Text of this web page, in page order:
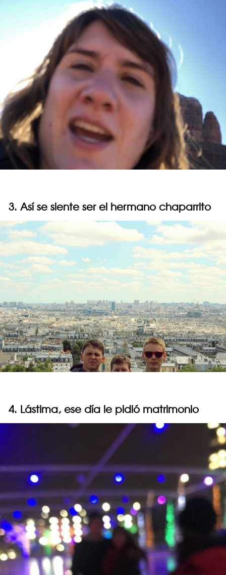
3. Así se siente ser el hermano chaparrito
4. Lástima, ese día le pidió matrimonio